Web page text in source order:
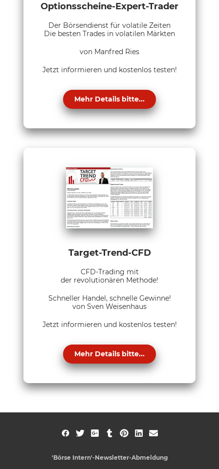
Optionsscheine-Expert-Trader
Der Börsendienst für volatile Zeiten
Die besten Trades in volatilen Märkten
von Manfred Ries
Jetzt informieren und kostenlos testen!
Mehr Details bitte...
Target-Trend-CFD
CFD-Trading mit
der revolutionären Methode!
Schneller Handel, schnelle Gewinne!
von Sven Weisenhaus
Jetzt informieren und kostenlos testen!
Mehr Details bitte...
'Börse Intern'-Newsletter-Abmeldung